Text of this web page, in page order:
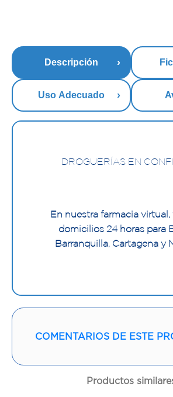
Descripción
Uso Adecuado
DROGUERÍAS EN
En nuestra farmacia
domicilios 24 horas para
Barranquilla, Cartagena y
COMENTARIOS DE ESTE
Productos